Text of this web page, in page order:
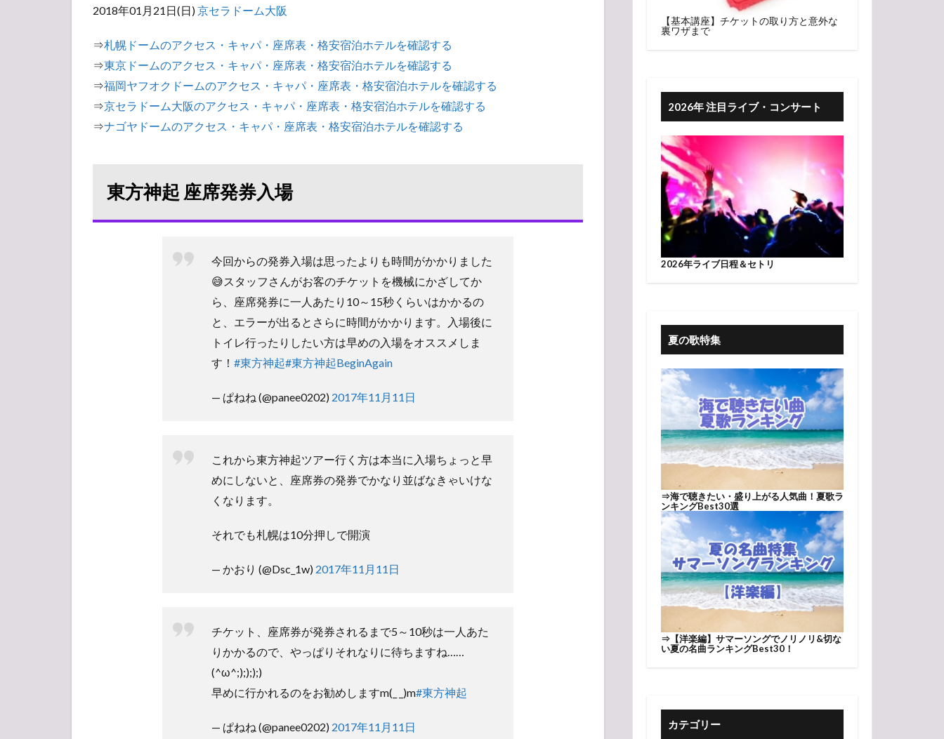
想
リー
ナor
スタ
ン
3.1
3.2
ドー
2018年01月21日(日)京セラドーム大阪
⇒札幌ドームのアクセス・キャパ・座席表・格安宿泊ホテルを確認する
⇒東京ドームのアクセス・キャパ・座席表・格安宿泊ホテルを確認する
⇒福岡ヤフオクドームのアクセス・キャパ・座席表・格安宿泊ホテルを確認する
⇒京セラドーム大阪のアクセス・キャパ・座席表・格安宿泊ホテルを確認する
⇒ナゴヤドームのアクセス・キャパ・座席表・格安宿泊ホテルを確認する
東方神起 座席発券入場
今回からの発券入場は思ったよりも時間がかかりました
😅スタッフさんがお客のチケットを機械にかざしてか
ら、座席発券に一人あたり10～15秒くらいはかかるの
と、エラーが出るとさらに時間がかかります。入場後に
トイレ行ったりしたい方は早めの入場をオススメしま
す！ #東方神起#東方神起BeginAgain
— ぱねね (@panee0202) 2017年11月11日
これから東方神起ツアー行く方は本当に入場ちょっと早
めにしないと、座席券の発券でかなり並ばなきゃいけな
くなります。
それでも札幌は10分押しで開演
— かおり (@Dsc_1w) 2017年11月11日
チケット、座席券が発券されるまで5～10秒は一人あた
りかかるので、やっぱりそれなりに待ちますね……
(^ω^;);););)
早めに行かれるのをお勧めしますm(_ _)m#東方神起
— ぱねね (@panee0202) 2017年11月11日
【基本講座】チケットの取り方と意外な
裏ワザまで
2026年 注目ライブ・コンサート
2026年ライブ日程＆セトリ
夏の歌特集
⇒海で聴きたい・盛り上がる人気曲！夏歌ラ
ンキングBest30選
⇒ 【洋楽編】サマーソングでノリノリ&切な
い夏の名曲ランキングBest30！
カテゴリー